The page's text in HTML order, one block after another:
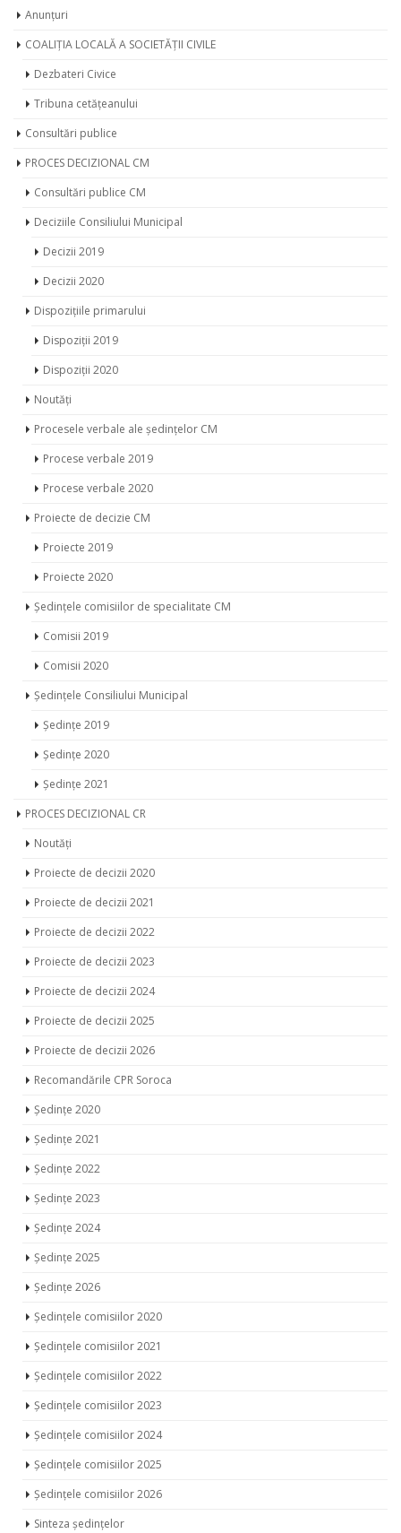
Anunțuri
COALIȚIA LOCALĂ A SOCIETĂȚII CIVILE
Dezbateri Civice
Tribuna cetățeanului
Consultări publice
PROCES DECIZIONAL CM
Consultări publice CM
Deciziile Consiliului Municipal
Decizii 2019
Decizii 2020
Dispozițiile primarului
Dispoziții 2019
Dispoziții 2020
Noutăți
Procesele verbale ale ședințelor CM
Procese verbale 2019
Procese verbale 2020
Proiecte de decizie CM
Proiecte 2019
Proiecte 2020
Ședințele comisiilor de specialitate CM
Comisii 2019
Comisii 2020
Ședințele Consiliului Municipal
Ședințe 2019
Ședințe 2020
Ședințe 2021
PROCES DECIZIONAL CR
Noutăți
Proiecte de decizii 2020
Proiecte de decizii 2021
Proiecte de decizii 2022
Proiecte de decizii 2023
Proiecte de decizii 2024
Proiecte de decizii 2025
Proiecte de decizii 2026
Recomandările CPR Soroca
Ședințe 2020
Ședințe 2021
Ședințe 2022
Ședințe 2023
Ședințe 2024
Ședințe 2025
Ședințe 2026
Ședințele comisiilor 2020
Ședințele comisiilor 2021
Ședințele comisiilor 2022
Ședințele comisiilor 2023
Ședințele comisiilor 2024
Ședințele comisiilor 2025
Ședințele comisiilor 2026
Sinteza ședințelor